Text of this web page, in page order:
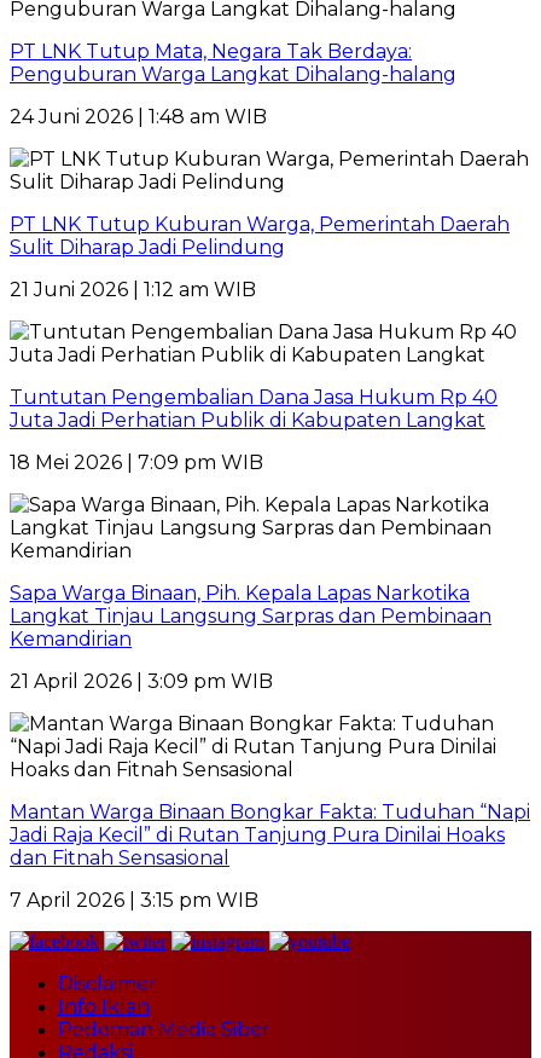
PT LNK Tutup Mata, Negara Tak Berdaya:
Penguburan Warga Langkat Dihalang-halang
24 Juni 2026 | 1:48 am WIB
PT LNK Tutup Kuburan Warga, Pemerintah Daerah
Sulit Diharap Jadi Pelindung
21 Juni 2026 | 1:12 am WIB
Tuntutan Pengembalian Dana Jasa Hukum Rp 40
Juta Jadi Perhatian Publik di Kabupaten Langkat
18 Mei 2026 | 7:09 pm WIB
Sapa Warga Binaan, Pih. Kepala Lapas Narkotika
Langkat Tinjau Langsung Sarpras dan Pembinaan
Kemandirian
21 April 2026 | 3:09 pm WIB
Mantan Warga Binaan Bongkar Fakta: Tuduhan “Napi
Jadi Raja Kecil” di Rutan Tanjung Pura Dinilai Hoaks
dan Fitnah Sensasional
7 April 2026 | 3:15 pm WIB
Disclaimer
Info Iklan
Pedoman Media Siber
Redaksi